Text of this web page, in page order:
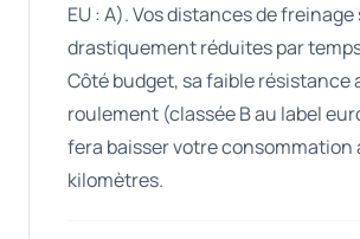
EU : A). Vos distances de
drastiquement réduites par
Côté budget, sa faible résistance
roulement (classée B au label
fera baisser votre consommation
kilomètres.